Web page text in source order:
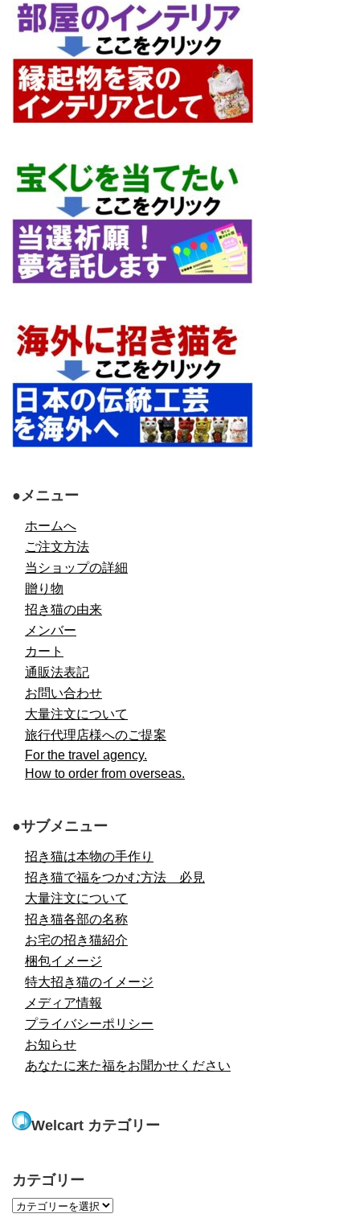
●メニュー
ホームへ
ご注文方法
当ショップの詳細
贈り物
招き猫の由来
メンバー
カート
通販法表記
お問い合わせ
大量注文について
旅行代理店様へのご提案
For the travel agency.
How to order from overseas.
●サブメニュー
招き猫は本物の手作り
招き猫で福をつかむ方法 必見
大量注文について
招き猫各部の名称
お宅の招き猫紹介
梱包イメージ
特大招き猫のイメージ
メディア情報
プライバシーポリシー
お知らせ
あなたに来た福をお聞かせください
Welcart カテゴリー
カテゴリー